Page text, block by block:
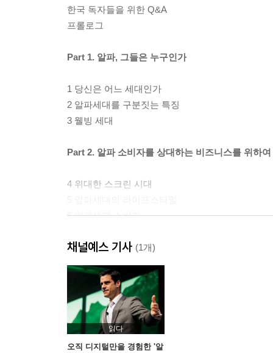
한국 독자들을 위한 Q&A
프롤로그
Part 1. 알파, 그들은 누구인가
1 당신은 어느 세대인가
2 알파세대를 구분짓는 특징
3 웰빙 세대
Part 2. 알파 소비자를 상대하는 비즈니스를 위하여
4 위대한 스크린 시대
6 알파세대 소비자
Part 3. 알파세대를 자녀로 둔 밀레니얼 학부모를
8 알파세대 양육법
9 알파세대 교육법
10 미래의 일과 직업
11 알파세대 리더십
채널예스 기사 (1개)
읽다
오직 디지털만을 경험한 '알